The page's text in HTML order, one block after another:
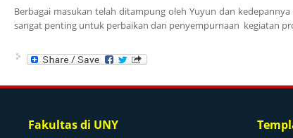
Berbagai masukan telah ditampung oleh Yuyun dan
sangat penting untuk perbaikan dan penyempurnaan kegiatan
Fakultas di UNY